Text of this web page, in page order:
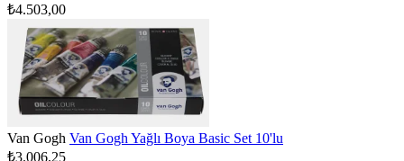
₺4.503,00
Van Gogh Van Gogh Yağlı Boya Basic Set 10'lu
₺3.006,25